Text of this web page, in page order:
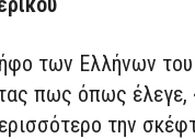
των Ελλήνων του
πως όπως έλεγε,
την